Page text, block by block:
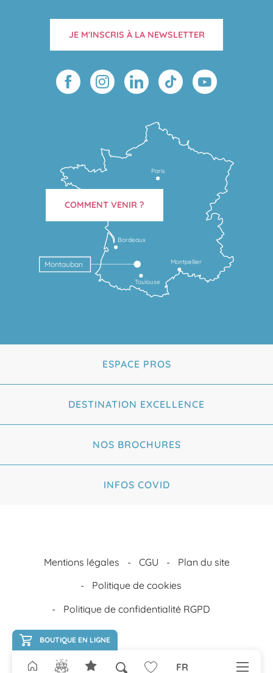
BOUTIQUE EN LIGNE
Recherche FR
JE M'INSCRIS À LA NEWSLETTER
Toulouse
Montpellier
Bordeaux
Montauban
Paris
COMMENT VENIR ?
ESPACE PROS
DESTINATION EXCELLENCE
NOS BROCHURES
INFOS COVID
Mentions légales CGU
Plan du site
Politique de cookies
Politique de confidentialité RGPD